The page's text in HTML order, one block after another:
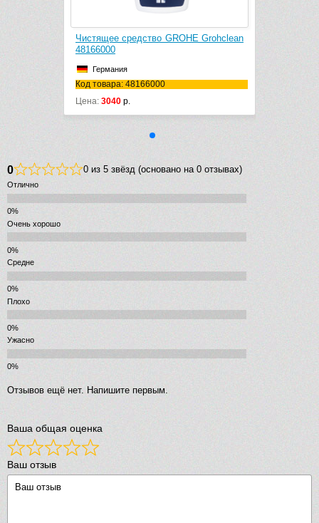
Чистящее средство GROHE Grohclean
48166000
Германия
Код товара: 48166000
Цена:3040р.
0 0 из 5 звёзд (основано на 0 отзывах)
Отлично
Очень хорошо
Средне
Плохо
Ужасно
Отзывов ещё нет. Напишите первым.
Ваша общая оценка
Ваш отзыв